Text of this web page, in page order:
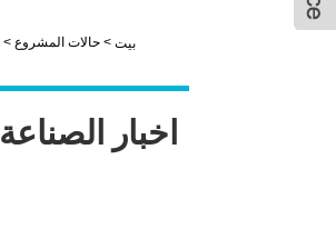
بيت > حالات المشروع >
اخبار الصناعة